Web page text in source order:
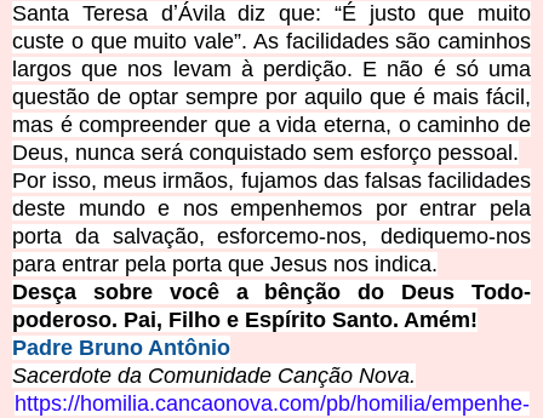
Santa Teresa dʼÁvila diz que: “É justo que muito
custe o que muito vale”. As facilidades são caminhos
largos que nos levam à perdição. E não é só uma
questão de optar sempre por aquilo que é mais fácil,
mas é compreender que a vida eterna, o caminho de
Deus, nunca será conquistado sem esforço pessoal.
Por isso, meus irmãos, fujamos das falsas facilidades
deste mundo e nos empenhemos por entrar pela
porta da salvação, esforcemo-nos, dediquemo-nos
para entrar pela porta que Jesus nos indica.
Desça sobre você a bênção do Deus Todo-
poderoso. Pai, Filho e Espírito Santo. Amém!
Padre Bruno Antônio
Sacerdote da Comunidade Canção Nova.
https://homilia.cancaonova.com/pb/homilia/empenhe-